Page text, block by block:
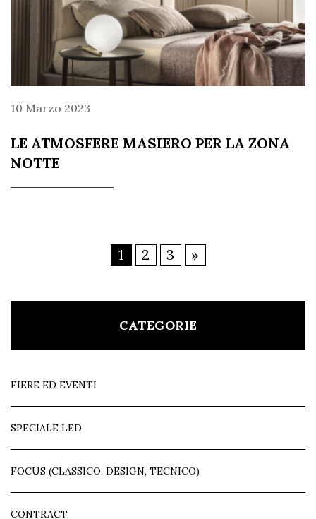
10 Marzo 2023
LE ATMOSFERE MASIERO PER LA ZONA
NOTTE
1 2 3 »
CATEGORIE
FIERE ED EVENTI
SPECIALE LED
FOCUS (CLASSICO, DESIGN, TECNICO)
CONTRACT